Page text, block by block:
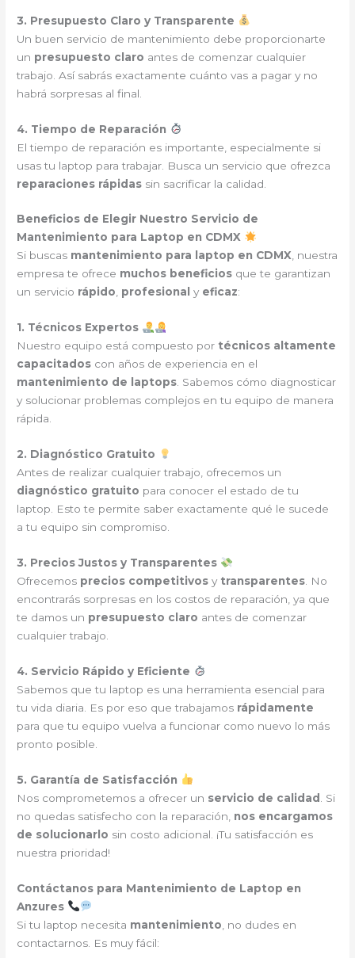
3. Presupuesto Claro y Transparente
Un buen servicio de mantenimiento debe proporcionarte
un presupuesto claro antes de comenzar cualquier
trabajo. Así sabrás exactamente cuánto vas a pagar y no
habrá sorpresas al final.
4. Tiempo de Reparación
El tiempo de reparación es importante, especialmente si
usas tu laptop para trabajar. Busca un servicio que ofrezca
reparaciones rápidas sin sacrificar la calidad.
Beneficios de Elegir Nuestro Servicio de
Mantenimiento para Laptop en CDMX
Si buscas mantenimiento para laptop en CDMX, nuestra
empresa te ofrece muchos beneficios que te garantizan
un servicio rápido, profesional y eficaz:
1. Técnicos Expertos
Nuestro equipo está compuesto por técnicos altamente
capacitados con años de experiencia en el
mantenimiento de laptops. Sabemos cómo diagnosticar
y solucionar problemas complejos en tu equipo de manera
rápida.
2. Diagnóstico Gratuito
Antes de realizar cualquier trabajo, ofrecemos un
diagnóstico gratuito para conocer el estado de tu
laptop. Esto te permite saber exactamente qué le sucede
a tu equipo sin compromiso.
3. Precios Justos y Transparentes
Ofrecemos precios competitivos y transparentes . No
encontrarás sorpresas en los costos de reparación, ya que
te damos un presupuesto claro antes de comenzar
cualquier trabajo.
4. Servicio Rápido y Eficiente
Sabemos que tu laptop es una herramienta esencial para
tu vida diaria. Es por eso que trabajamos rápidamente
para que tu equipo vuelva a funcionar como nuevo lo más
pronto posible.
5. Garantía de Satisfacción
Nos comprometemos a ofrecer un servicio de calidad
. Si
no quedas satisfecho con la reparación, nos encargamos
de solucionarlo sin costo adicional. ¡Tu satisfacción es
nuestra prioridad!
Contáctanos para Mantenimiento de Laptop en
Anzures
Si tu laptop necesita mantenimiento , no dudes en
contactarnos. Es muy fácil: